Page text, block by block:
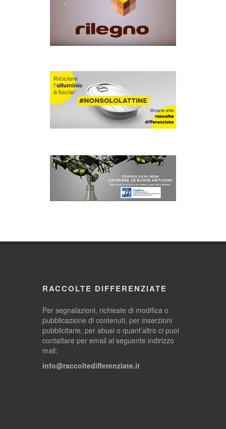
RACCOLTE DIFFERENZIATE
Per segnalazioni, richieste di modifica o
pubblicazione di contenuti, per inserzioni
pubblicitarie, per abusi o quant’altro ci puoi
contattare per email al seguente indirizzo
mail:
info@raccoltedifferenziate.it